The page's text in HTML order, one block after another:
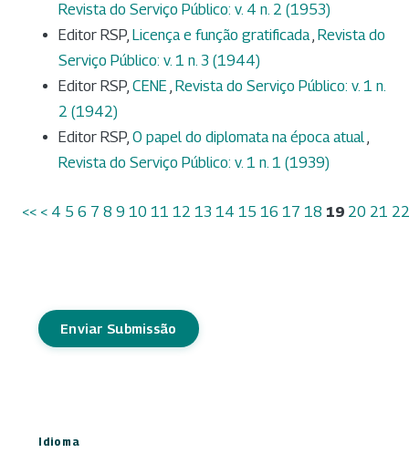
Revista do Serviço Público: v. 4 n. 2 (1953)
Editor RSP, Licença e função gratificada, Revista do
Serviço Público: v. 1 n. 3 (1944)
Editor RSP, CENE , Revista do Serviço Público: v. 1 n.
2 (1942)
Editor RSP, O papel do diplomata na época atual,
Revista do Serviço Público: v. 1 n. 1 (1939)
<< < 4 5 6 7 8 9 10 11 12 13 14 15 16 17 18 19 20 21 22
Enviar Submissão
Idioma